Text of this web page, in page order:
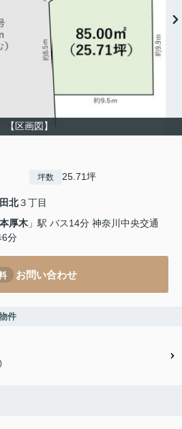
【区画図】
坪数 25.71坪
北３丁目
本厚木 」駅 バス14分 神奈川中央交通
6分
お問い合わせ
件